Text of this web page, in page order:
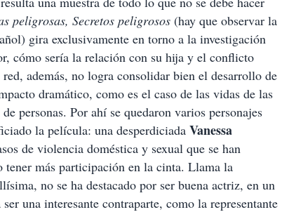
peligrosas, Secretos peligrosos (hay que observar la
gira exclusivamente en torno a la investigación
cómo sería la relación con su hija y el conflicto
además, no logra consolidar bien el desarrollo de
dramático, como es el caso de las vidas de las
personas. Por ahí se quedaron varios personajes
la película: una desperdiciada Vanessa
de violencia doméstica y sexual que se han
tener más participación en la cinta. Llama la
no se ha destacado por ser buena actriz, en un
una interesante contraparte, como la representante